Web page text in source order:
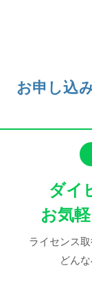
お申し込
ダイ
お気
ライセンス
どん